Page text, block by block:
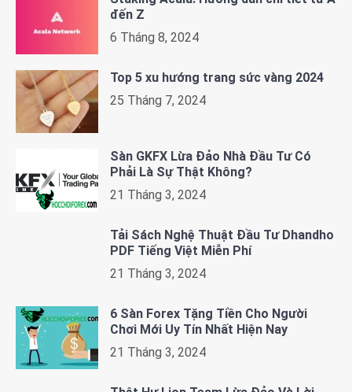
đến Z
6 Tháng 8, 2024
Top 5 xu hướng trang sức vàng 2024
25 Tháng 7, 2024
Sàn GKFX Lừa Đảo Nhà Đầu Tư Có
Phải Là Sự Thật Không?
21 Tháng 3, 2024
Tải Sách Nghệ Thuật Đầu Tư Dhandho
PDF Tiếng Việt Miễn Phí
21 Tháng 3, 2024
6 Sàn Forex Tặng Tiền Cho Người
Chơi Mới Uy Tín Nhất Hiện Nay
21 Tháng 3, 2024